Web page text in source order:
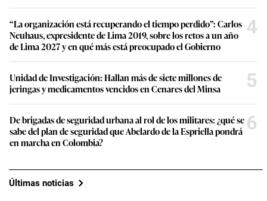
“La organización está recuperando el tiempo perdido”: Carlos
Neuhaus, expresidente de Lima 2019, sobre los retos a un año
de Lima 2027 y en qué más está preocupado el Gobierno
4
Unidad de Investigación: Hallan más de siete millones de
jeringas y medicamentos vencidos en Cenares del Minsa
5
De brigadas de seguridad urbana al rol de los militares: ¿qué se
sabe del plan de seguridad que Abelardo de la Espriella pondrá
en marcha en Colombia?
6
Últimas noticias